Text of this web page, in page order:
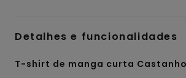
Detalhes e funcionalidades
T-shirt de manga curta